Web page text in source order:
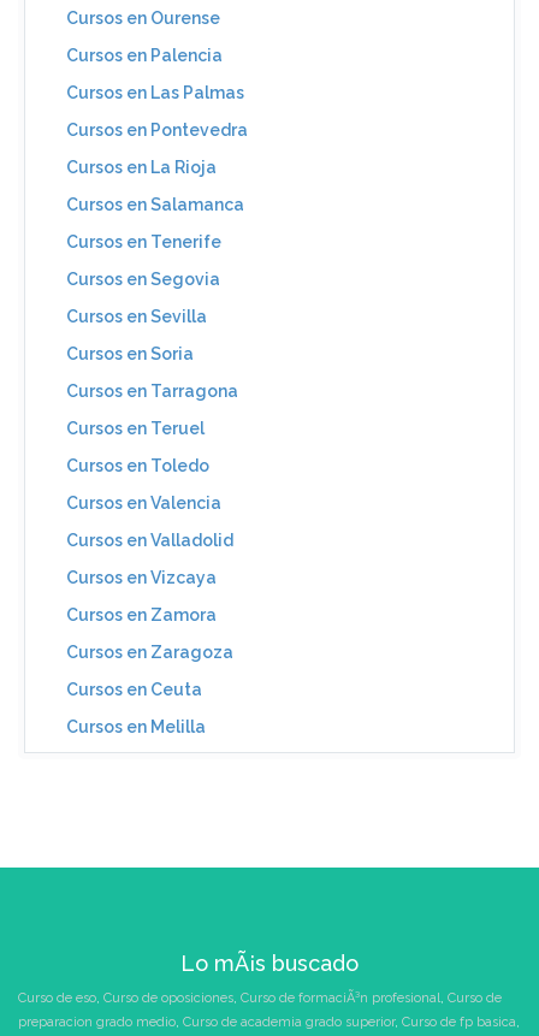
Cursos en Ourense
Cursos en Palencia
Cursos en Las Palmas
Cursos en Pontevedra
Cursos en La Rioja
Cursos en Salamanca
Cursos en Tenerife
Cursos en Segovia
Cursos en Sevilla
Cursos en Soria
Cursos en Tarragona
Cursos en Teruel
Cursos en Toledo
Cursos en Valencia
Cursos en Valladolid
Cursos en Vizcaya
Cursos en Zamora
Cursos en Zaragoza
Cursos en Ceuta
Cursos en Melilla
Lo mÃ¡s buscado
Curso de eso, Curso de oposiciones, Curso de formaciÃ³n profesional, Curso de
preparacion grado medio, Curso de academia grado superior, Curso de fp basica,